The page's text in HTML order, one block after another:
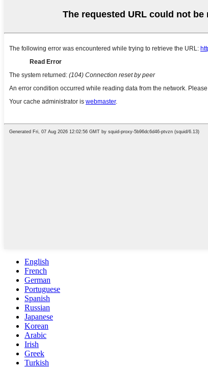
English
French
German
Portuguese
Spanish
Russian
Japanese
Korean
Arabic
Irish
Greek
Turkish